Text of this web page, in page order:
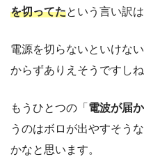
を切ってたという言い訳
電源を切らないといけな
からずありえそうですしね
もうひとつの「 電波が届
うのはボロが出やすそう
かなと思います。